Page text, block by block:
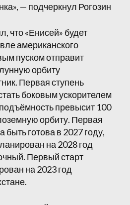
— подчеркнул Рогозин
что «Енисей» будет
американского
пуском отправит
орбиту
Первая ступень
боковым ускорителем
превысит 100
орбиту. Первая
быть готова в 2027 году,
на 2028 год
Первый старт
на 2023 год